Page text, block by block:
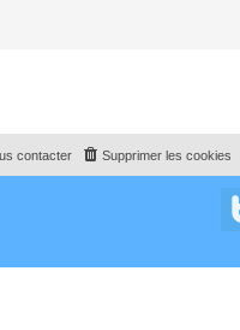
Supprimer les cookies
contacter